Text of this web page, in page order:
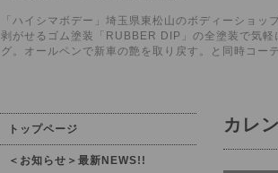
「ハイシマボデー」埼玉県東松山のボディーショ
剥がせるゴム塗装「RUBBER DIP」の全塗装で気
グ。オールペンで新車の艶を取り戻す。と同時コー
カレ
トップページ
＜お知らせ＞最新NEWS!!